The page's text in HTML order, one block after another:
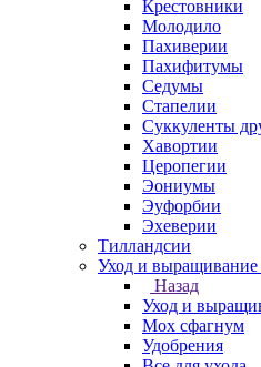
Крестовники
Молодило
Пахиверии
Пахифитумы
Седумы
Стапелии
Суккуленты
Хавортии
Церопегии
Эониумы
Эуфорбии
Эхеверии
Тилландсии
Уход и выращивание
Назад
Уход и
Мох сфагнум
Удобрения